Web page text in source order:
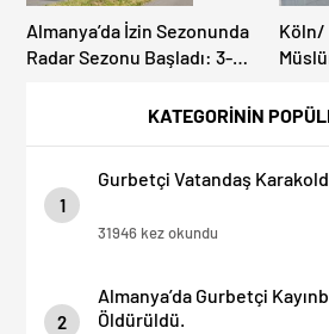
KATEGORİNİN
1
Gurbetçi Vatandaş
31946 kez okundu
2
Almanya’da Gurbetçi
Öldürüldü.
Almanya’da İzin Sezonunda
Radar Sezonu Başladı: 3-9
Denetimi Yapılacak!
Köln/